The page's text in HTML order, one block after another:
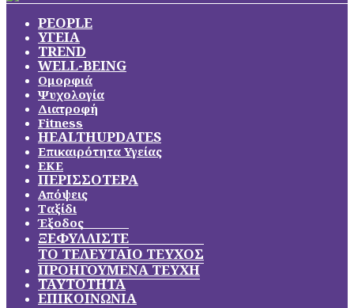
PEOPLE
ΥΓΕΙΑ
TREND
WELL-BEING
Ομορφιά
Ψυχολογία
Διατροφή
Fitness
HEALTHUPDATES
Επικαιρότητα Υγείας
ΕΚΕ
ΠΕΡΙΣΣΟΤΕΡΑ
Απόψεις
Ταξίδι
Έξοδος
ΞΕΦΥΛΛΙΣΤΕ
ΤΟ ΤΕΛΕΥΤΑΙΟ ΤΕΥΧΟΣ
ΠΡΟΗΓΟΥΜΕΝΑ ΤΕΥΧΗ
ΤΑΥΤΟΤΗΤΑ
ΕΠΙΚΟΙΝΩΝΙΑ